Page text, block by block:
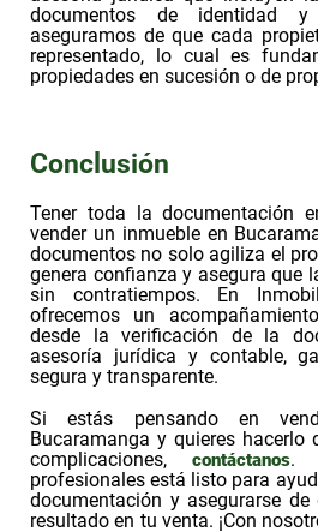
documentos de identidad y
aseguramos de que cada
representado, lo cual es
propiedades en sucesión o de
Conclusión
Tener toda la documentación
vender un inmueble en
documentos no solo agiliza el
genera confianza y asegura que
sin contratiempos. En
ofrecemos un
desde la verificación de la
asesoría jurídica y contable,
segura y transparente.
Si estás pensando en
Bucaramanga y quieres hacerlo
complicaciones, contáctanos.
profesionales está listo para
documentación y asegurarse
resultado en tu venta. ¡Con